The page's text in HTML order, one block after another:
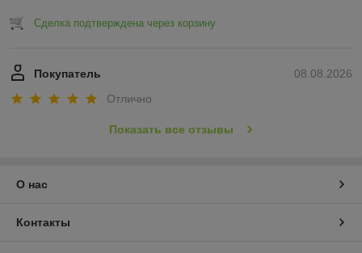
Сделка подтверждена через корзину
08.08.2026
Покупатель
Отлично
Показать все отзывы
О нас
Контакты